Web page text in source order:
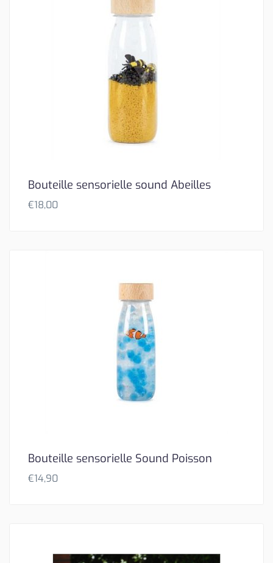
Bouteille sensorielle sound Abeilles
€18,00
Bouteille sensorielle Sound Poisson
€14,90